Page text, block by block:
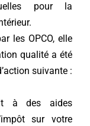
pour la
les OPCO, elle
qualité a été
suivante :
à des aides
sur votre